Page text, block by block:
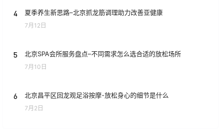
4 夏季养生新思路–北京抓龙筋调理助力改善亚健康
7月12日
5 北京SPA会所服务盘点–不同需求怎么选合适的放松场所
7月10日
6 北京昌平区回龙观足浴按摩-放松身心的细节是什么
7月2日